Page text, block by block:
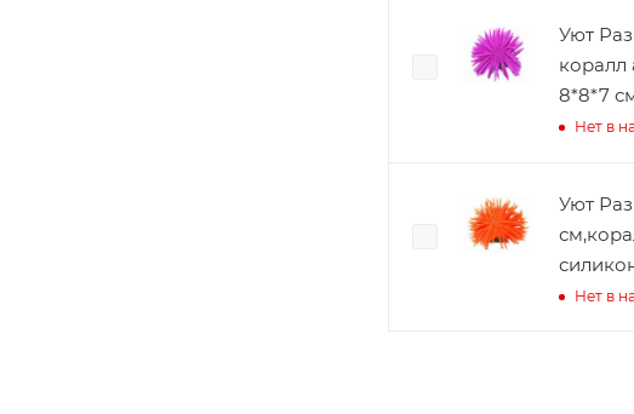
Уют
8*8*7
Нет в
Уют
Нет в